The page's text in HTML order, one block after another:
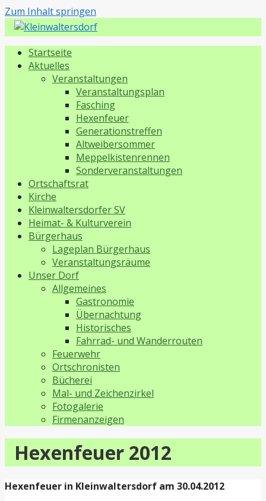
Zum Inhalt springen
Kleinwaltersdorf
Startseite
Aktuelles
Veranstaltungen
Veranstaltungsplan
Fasching
Hexenfeuer
Generationstreffen
Altweibersommer
Meppelkistenrennen
Sonderveranstaltungen
Ortschaftsrat
Kirche
Kleinwaltersdorfer SV
Heimat- & Kulturverein
Bürgerhaus
Lageplan Bürgerhaus
Veranstaltungsräume
Unser Dorf
Allgemeines
Gastronomie
Übernachtung
Historisches
Fahrrad- und Wanderrouten
Feuerwehr
Ortschronisten
Bücherei
Mal- und Zeichenzirkel
Fotogalerie
Firmenanzeigen
Hexenfeuer 2012
Hexenfeuer in Kleinwaltersdorf am 30.04.2012